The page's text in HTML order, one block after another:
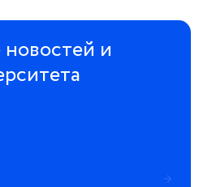
новостей и